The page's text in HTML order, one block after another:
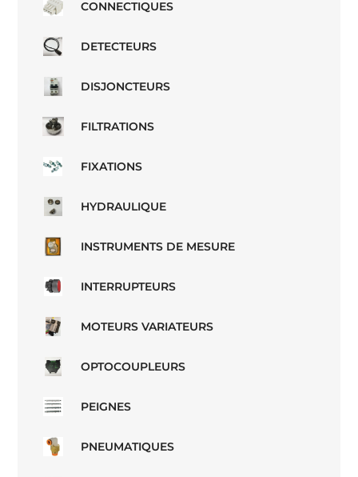
CONNECTIQUES
DETECTEURS
DISJONCTEURS
FILTRATIONS
FIXATIONS
HYDRAULIQUE
INSTRUMENTS DE MESURE
INTERRUPTEURS
MOTEURS VARIATEURS
OPTOCOUPLEURS
PEIGNES
PNEUMATIQUES